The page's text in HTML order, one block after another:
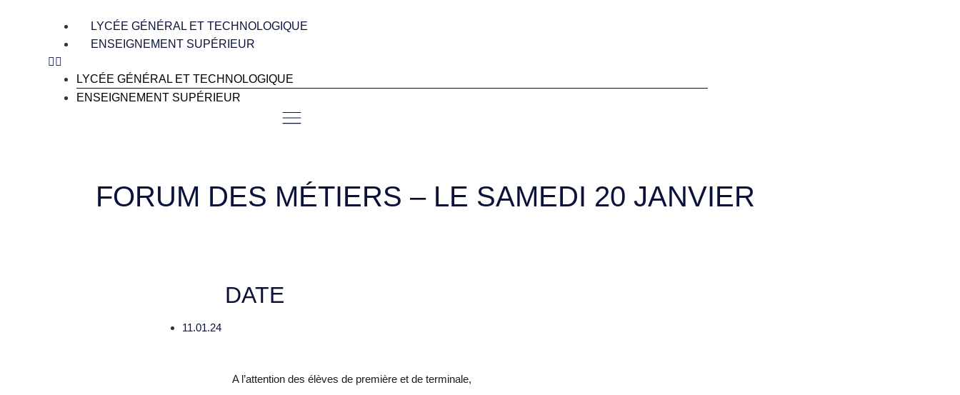
LYCÉE GÉNÉRAL ET TECHNOLOGIQUE
ENSEIGNEMENT SUPÉRIEUR
LYCÉE GÉNÉRAL ET TECHNOLOGIQUE
ENSEIGNEMENT SUPÉRIEUR
FORUM DES MÉTIERS – LE SAMEDI 20 JANVIER
DATE
11.01.24
A l’attention des élèves de première et de terminale,